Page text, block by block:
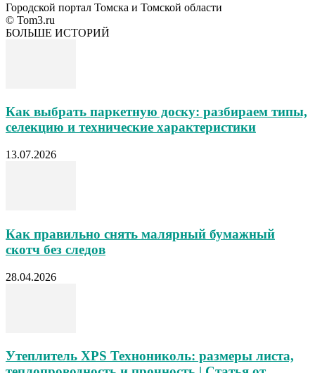
Городской портал Томска и Томской области
© Tom3.ru
БОЛЬШЕ ИСТОРИЙ
Как выбрать паркетную доску: разбираем типы,
селекцию и технические характеристики
13.07.2026
Как правильно снять малярный бумажный
скотч без следов
28.04.2026
Утеплитель XPS Технониколь: размеры листа,